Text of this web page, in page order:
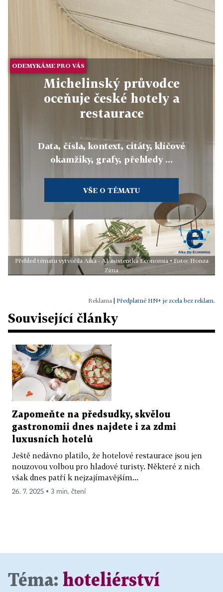
ODEMYKÁME PRO VÁS
Michelinský průvodce
oceňuje české hotely a
restaurace
Data, čísla, kontext, citáty, klíčové
okamžiky, grafy, přehledy ...
VŠE O TÉMATU
Přehled tématu vytvořila Aika - AI asistentka Economia • Foto: Honza
Zima
Předplatné HN+ je zcela bez reklam.
Související články
Zapomeňte na předsudky, skvělou
gastronomii dnes najdete i za zdmi
luxusních hotelů
Ještě nedávno platilo, že hotelové restaurace jsou jen
nouzovou volbou pro hladové turisty. Některé z nich
však dnes patří k nejzajímavějším...
26. 7. 2025 ▪ 3 min. čtení
Téma: hoteliérství